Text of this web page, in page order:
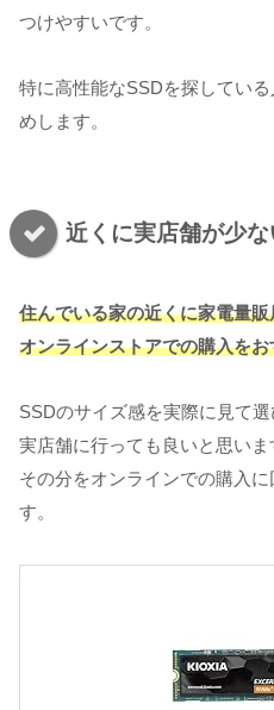
つけやすいです。
特に高性能なSSDを探してい
めします。
近くに実店舗が少な
住んでいる家の近くに家電量
オンラインストアでの購入を
SSDのサイズ感を実際に見て
実店舗に行っても良いと思い
その分をオンラインでの購入
す。